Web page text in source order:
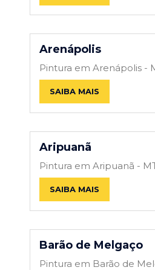
Arenápolis
Pintura em Arenápolis -
SAIBA MAIS
Aripuanã
Pintura em Aripuanã -
SAIBA MAIS
Barão de Melgaço
Pintura em Barão de